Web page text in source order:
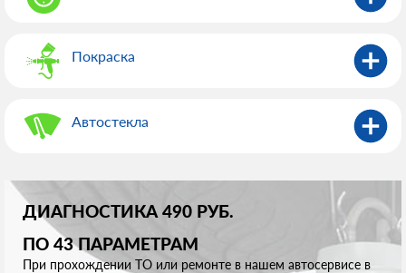
Покраска
Автостекла
ДИАГНОСТИКА 490 РУБ.
ПО 43 ПАРАМЕТРАМ
При прохождении ТО или ремонте в нашем автосервисе в